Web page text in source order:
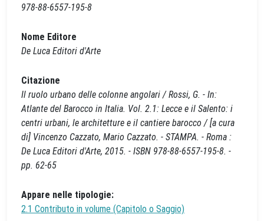
978-88-6557-195-8
Nome Editore
De Luca Editori d'Arte
Citazione
Il ruolo urbano delle colonne angolari / Rossi, G. - In:
Atlante del Barocco in Italia. Vol. 2.1: Lecce e il Salento: i
centri urbani, le architetture e il cantiere barocco / [a cura
di] Vincenzo Cazzato, Mario Cazzato. - STAMPA. - Roma :
De Luca Editori d'Arte, 2015. - ISBN 978-88-6557-195-8. -
pp. 62-65
Appare nelle tipologie:
2.1 Contributo in volume (Capitolo o Saggio)